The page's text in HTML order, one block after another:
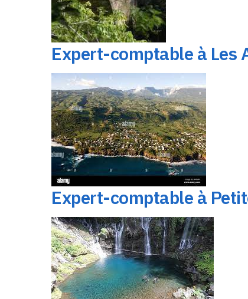
Expert-comptable à Les
Expert-comptable à